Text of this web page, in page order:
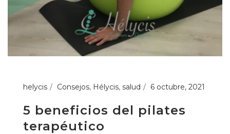
helycis Consejos, Hélycis, salud 6 octubre, 2021
5 beneficios del pilates
terapéutico